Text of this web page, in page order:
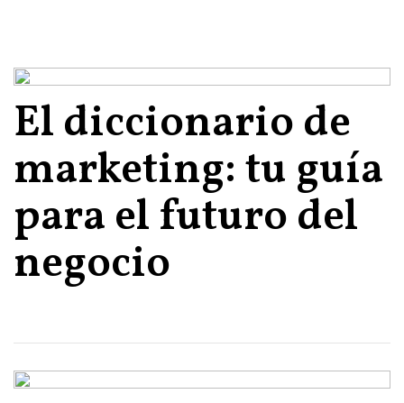
El diccionario de
marketing: tu guía
para el futuro del
negocio